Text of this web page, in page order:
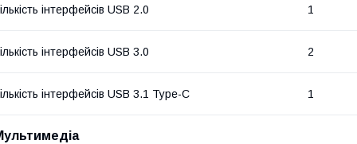
інтерфейсів USB 2.0 1
інтерфейсів USB 3.0 2
інтерфейсів USB 3.1 Type-C 1